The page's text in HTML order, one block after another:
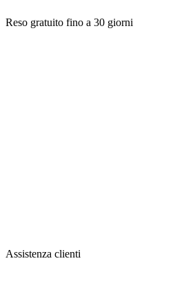
Reso gratuito fino a 30 giorni
Assistenza clienti